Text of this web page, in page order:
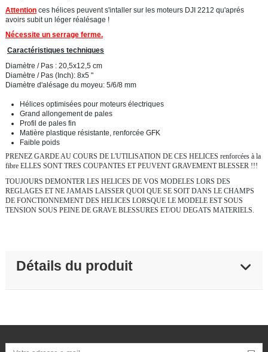
Attention ces hélices peuvent s'intaller sur les moteurs DJI 2212 qu'aprés
avoirs subit un léger réalésage !
Nécessite un serrage ferme.
Caractéristiques techniques
Diamètre / Pas : 20,5x12,5 cm
Diamètre / Pas (Inch): 8x5 "
Diamètre d'alésage du moyeu: 5/6/8 mm
Hélices optimisées pour moteurs électriques
Grand allongement de pales
Profil de pales fin
Matière plastique résistante, renforcée GFK
Faible poids
PRENEZ GARDE AU COURS DE L'UTILISATION DE CES HELICES renforcées à la
fibre ELLES SONT TRES COUPANTES ET PEUVENT GRAVEMENT BLESSER !!!
TOUJOURS DEMONTER LES HELICES DE VOS MODELES LORS DES
REGLAGES ET NE JAMAIS LAISSER QUOI QUE SE SOIT DANS LE CHAMPS
DE FONCTIONNEMENT DES HELICES LORSQUE LE MODELE EST SOUS
TENSION SOUS PEINE DE GRAVE BLESSURES ET/OU DEGATS MATERIELS.
Détails du produit